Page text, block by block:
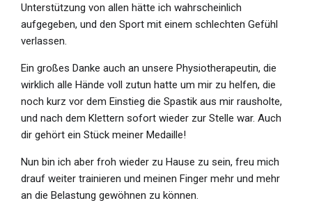
Unterstützung von allen hätte ich wahrscheinlich
aufgegeben, und den Sport mit einem schlechten Gefühl
verlassen.
Ein großes Danke auch an unsere Physiotherapeutin, die
wirklich alle Hände voll zutun hatte um mir zu helfen, die
noch kurz vor dem Einstieg die Spastik aus mir rausholte,
und nach dem Klettern sofort wieder zur Stelle war. Auch
dir gehört ein Stück meiner Medaille!
Nun bin ich aber froh wieder zu Hause zu sein, freu mich
drauf weiter trainieren und meinen Finger mehr und mehr
an die Belastung gewöhnen zu können.